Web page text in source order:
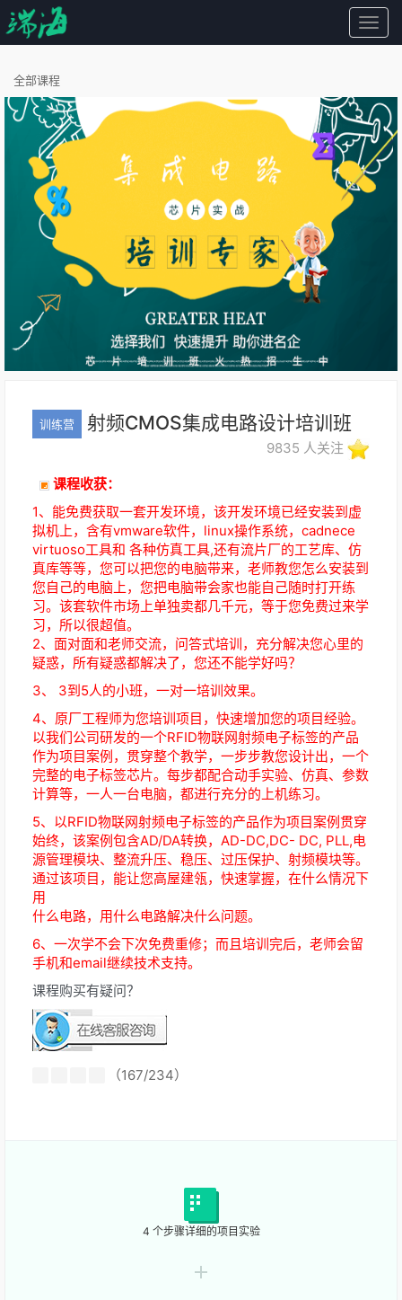
端
海
全部课程
训练营 射频CMOS集成电路设计培训班
9835 人关注
课程收获：
1、能免费获取一套开发环境，该开发环境已经安装到虚
拟机上，含有vmware软件，linux操作系统，cadnece
virtuoso工具和 各种仿真工具,还有流片厂的工艺库、仿
真库等等，您可以把您的电脑带来，老师教您怎么安装到
您自己的电脑上，您把电脑带会家也能自己随时打开练
习。该套软件市场上单独卖都几千元，等于您免费过来学
习，所以很超值。
2、面对面和老师交流，问答式培训，充分解决您心里的
疑惑，所有疑惑都解决了，您还不能学好吗？
3、 3到5人的小班，一对一培训效果。
4、原厂工程师为您培训项目，快速增加您的项目经验。
以我们公司研发的一个RFID物联网射频电子标签的产品
作为项目案例，贯穿整个教学，一步步教您设计出，一个
完整的电子标签芯片。每步都配合动手实验、仿真、参数
计算等，一人一台电脑，都进行充分的上机练习。
5、以RFID物联网射频电子标签的产品作为项目案例贯穿
始终，该案例包含AD/DA转换，AD-DC,DC- DC, PLL,电
源管理模块、整流升压、稳压、过压保护、射频模块等。
通过该项目，能让您高屋建瓴，快速掌握，在什么情况下
用
什么电路，用什么电路解决什么问题。
6、一次学不会下次免费重修；而且培训完后，老师会留
手机和email继续技术支持。
课程购买有疑问？
（167/234）
4 个步骤详细的项目实验